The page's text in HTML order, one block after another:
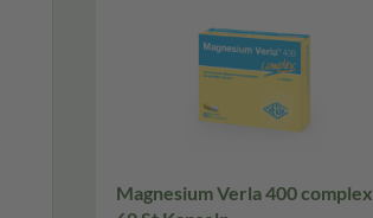
Magnesium Verla 400 complex